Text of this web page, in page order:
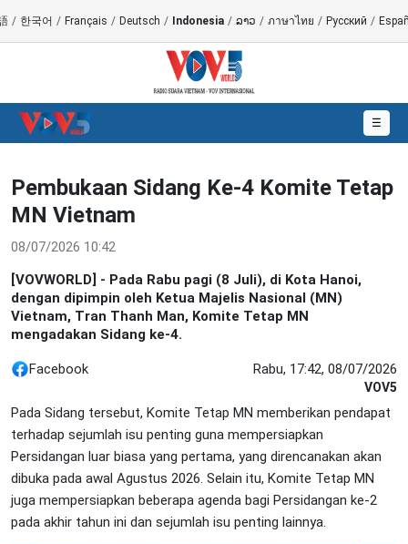
/ 한국어 / Français / Deutsch / Indonesia / ລາວ / ภาษาไทย / Русский /
☰
Pembukaan Sidang Ke-4 Komite Tetap
MN Vietnam
08/07/2026 10:42
[VOVWORLD] - Pada Rabu pagi (8 Juli), di Kota Hanoi,
dengan dipimpin oleh Ketua Majelis Nasional (MN)
Vietnam, Tran Thanh Man, Komite Tetap MN
mengadakan Sidang ke-4.
Facebook Rabu, 17:42, 08/07/2026
VOV5
Pada Sidang tersebut, Komite Tetap MN memberikan pendapat
terhadap sejumlah isu penting guna mempersiapkan
Persidangan luar biasa yang pertama, yang direncanakan akan
dibuka pada awal Agustus 2026. Selain itu, Komite Tetap MN
juga mempersiapkan beberapa agenda bagi Persidangan ke-2
pada akhir tahun ini dan sejumlah isu penting lainnya.